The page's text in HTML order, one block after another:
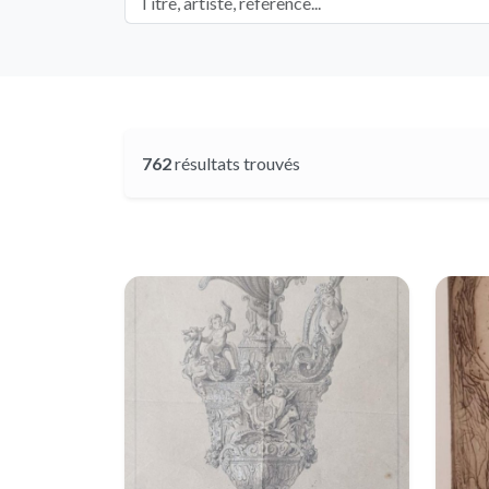
762résultats trouvés